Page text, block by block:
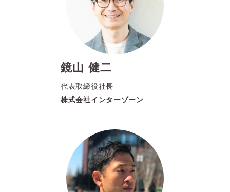
鏡山 健二
代表取締役社長
株式会社インターゾーン